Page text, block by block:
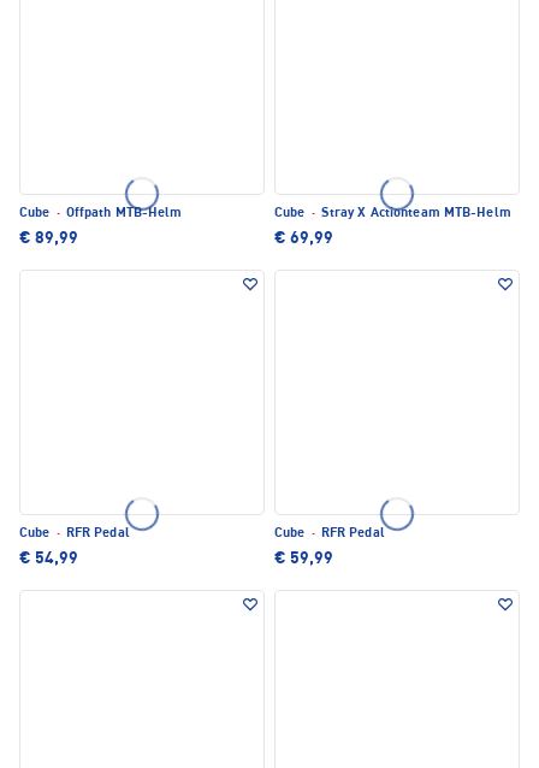
Cube · Offpath MTB-Helm
€ 89,99
Cube · Stray X Actionteam MTB-Helm
€ 69,99
Cube · RFR Pedal
€ 54,99
Cube · RFR Pedal
€ 59,99